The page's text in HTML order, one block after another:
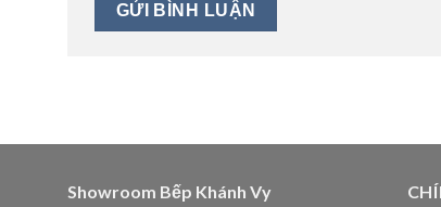
Showroom Bếp Khánh Vy